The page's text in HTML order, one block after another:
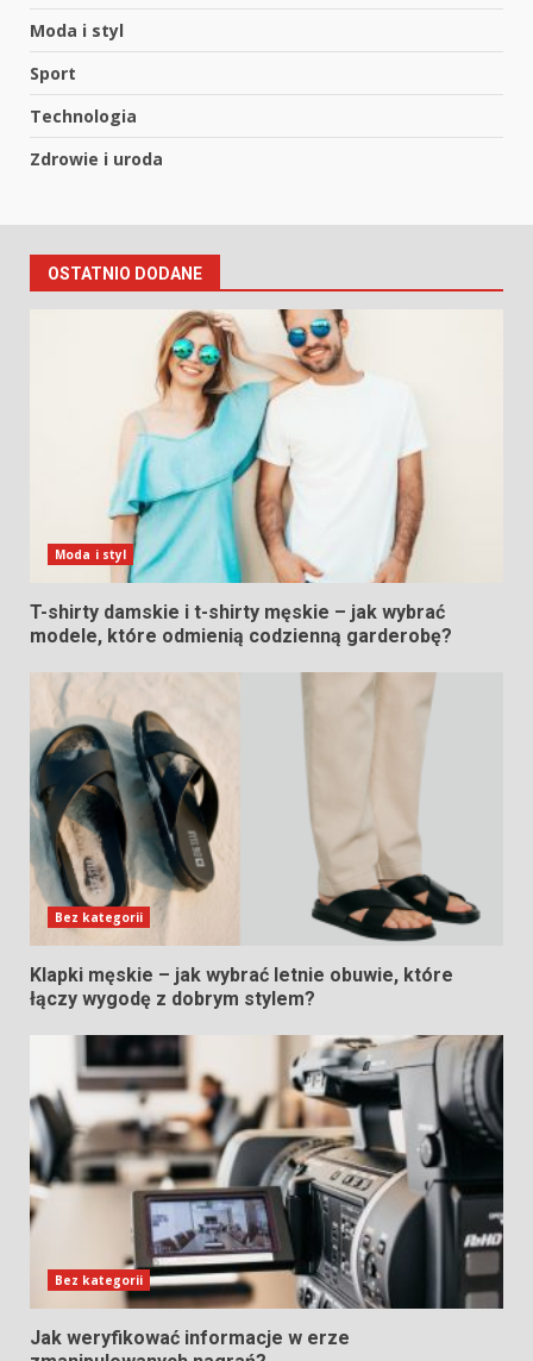
Moda i styl
Sport
Technologia
Zdrowie i uroda
OSTATNIO DODANE
Moda i styl
T-shirty damskie i t-shirty męskie – jak wybrać
modele, które odmienią codzienną garderobę?
Bez kategorii
Klapki męskie – jak wybrać letnie obuwie, które
łączy wygodę z dobrym stylem?
Bez kategorii
Jak weryfikować informacje w erze